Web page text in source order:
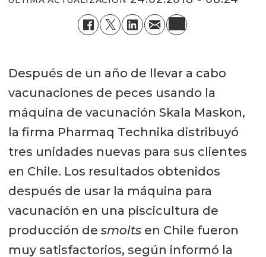
Después de un año de llevar a cabo
vacunaciones de peces usando la
máquina de vacunación Skala Maskon,
la firma Pharmaq Technika distribuyó
tres unidades nuevas para sus clientes
en Chile. Los resultados obtenidos
después de usar la máquina para
vacunación en una piscicultura de
producción de smoltsen Chile fueron
muy satisfactorios, según informó la